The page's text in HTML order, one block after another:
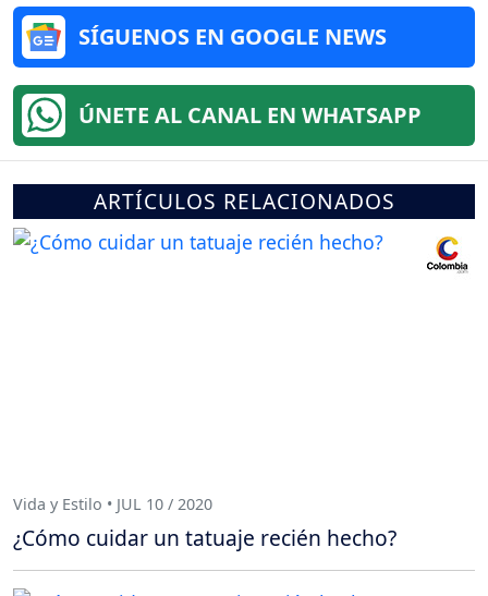
SÍGUENOS EN GOOGLE NEWS
ÚNETE AL CANAL EN WHATSAPP
ARTÍCULOS RELACIONADOS
Vida y Estilo • JUL 10 / 2020
¿Cómo cuidar un tatuaje recién hecho?